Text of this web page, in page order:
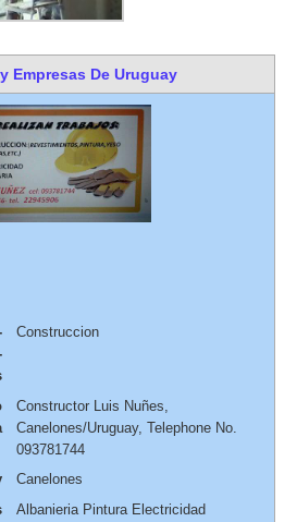
Empresas De Uruguay
Construccion
Constructor Luis Nuñes
Canelones/Uruguay, Telephone No.
093781744
Canelones
Albanieria Pintura Electricidad